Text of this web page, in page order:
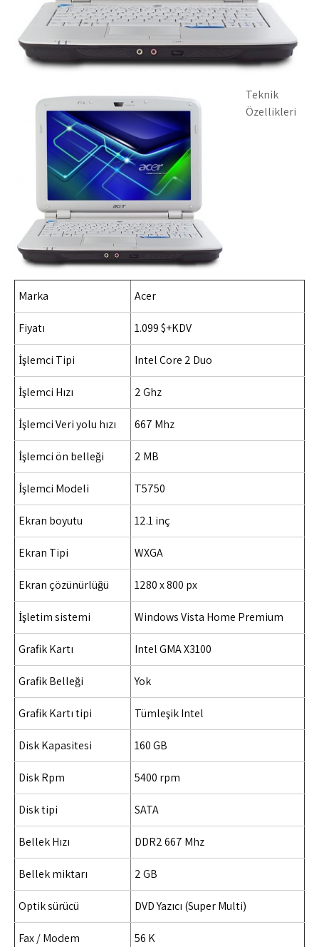
Teknik
Özellikleri
Marka Acer
Fiyatı 1.099 $+KDV
İşlemci Tipi Intel Core 2 Duo
İşlemci Hızı 2 Ghz
İşlemci Veri yolu hızı 667 Mhz
İşlemci ön belleği 2 MB
İşlemci Modeli T5750
Ekran boyutu 12.1 inç
Ekran Tipi WXGA
Ekran çözünürlüğü 1280 x 800 px
İşletim sistemi Windows Vista Home Premium
Grafik Kartı Intel GMA X3100
Grafik Belleği Yok
Grafik Kartı tipi Tümleşik Intel
Disk Kapasitesi 160 GB
Disk Rpm 5400 rpm
Disk tipi SATA
Bellek Hızı DDR2 667 Mhz
Bellek miktarı 2 GB
Optik sürücü DVD Yazıcı (Super Multi)
Fax / Modem 56 K